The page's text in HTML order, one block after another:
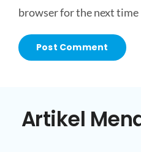
browser for the next time
Artikel